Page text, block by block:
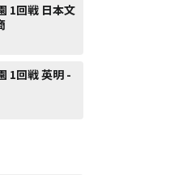
1回戦 日本文
1回戦 英明 -